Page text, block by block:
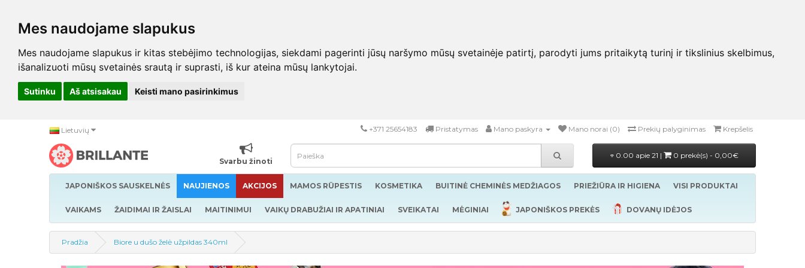
Mes naudojame slapukus
Mes naudojame slapukus ir kitas stebėjimo technologijas, siekdami pagerinti jūsų naršymo mūsų svetainėje patirtį, parodyti jums pritaikytą turinį ir tikslinius skelbimus,
išanalizuoti mūsų svetainės srautą ir suprasti, iš kur ateina mūsų lankytojai.
Sutinku Aš atsisakau Keisti mano pasirinkimus
Lietuvių +371 25654183 Pristatymas Mano paskyra Mano norai (0) Prekių palyginimas Krepšelis
Svarbu žinoti
0.00 apie 21 | 0 prekė(s) - 0,00€
JAPONIŠKOS SAUSKELNĖS NAUJIENOS AKCIJOS MAMOS RŪPESTIS KOSMETIKA BUITINĖ CHEMINĖS MEDŽIAGOS PRIEŽIŪRA IR HIGIENA VISI PRODUKTAI
VAIKAMS ŽAIDIMAI IR ŽAISLAI MAITINIMUI VAIKŲ DRABUŽIAI IR APATINIAI SVEIKATAI MĖGINIAI JAPONIŠKOS PREKĖS DOVANŲ IDĖJOS
Pradžia Biore u dušo želė užpildas 340ml